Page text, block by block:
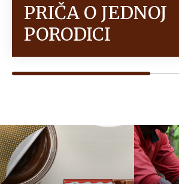
PRIČA O JEDNOJ
PORODICI